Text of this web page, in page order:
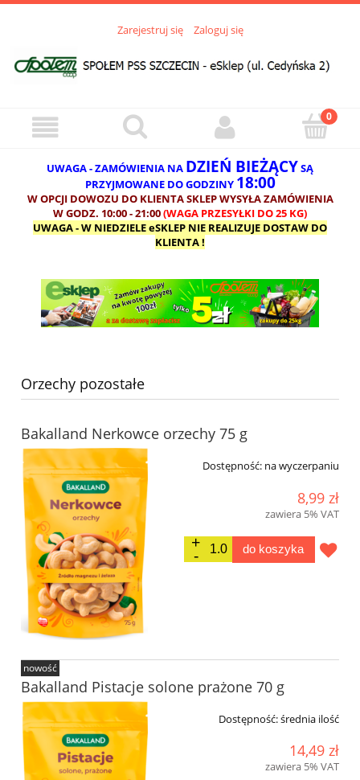
Zarejestruj się Zaloguj się
UWAGA - ZAMÓWIENIA NA DZIEŃ BIEŻĄCYSĄ
PRZYJMOWANE DO GODZINY 18:00
W OPCJI DOWOZU DO KLIENTA SKLEP WYSYŁA ZAMÓWIENIA
W GODZ. 10:00 - 21:00(WAGA PRZESYŁKI DO 25 KG)
UWAGA - W NIEDZIELE eSKLEP NIE REALIZUJE DOSTAW DO
KLIENTA !
Orzechy pozostałe
Bakalland Nerkowce orzechy 75 g
Dostępność: na wyczerpaniu
8,99 zł
zawiera 5% VAT
do koszyka
Bakalland Pistacje solone prażone 70 g
Dostępność:średnia ilość
14,49 zł
zawiera 5% VAT
nowość